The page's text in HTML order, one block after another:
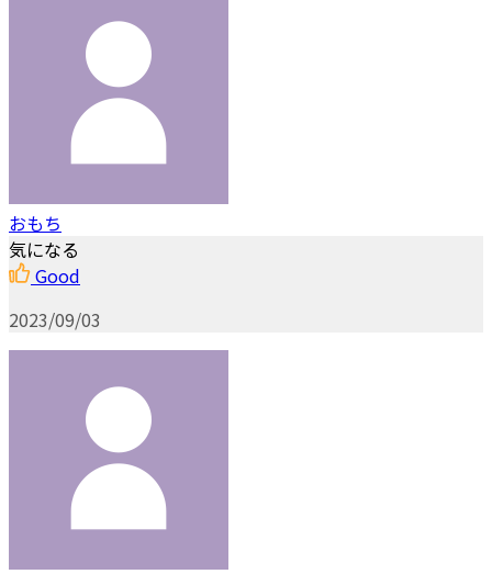
おもち
気になる
Good
2023/09/03